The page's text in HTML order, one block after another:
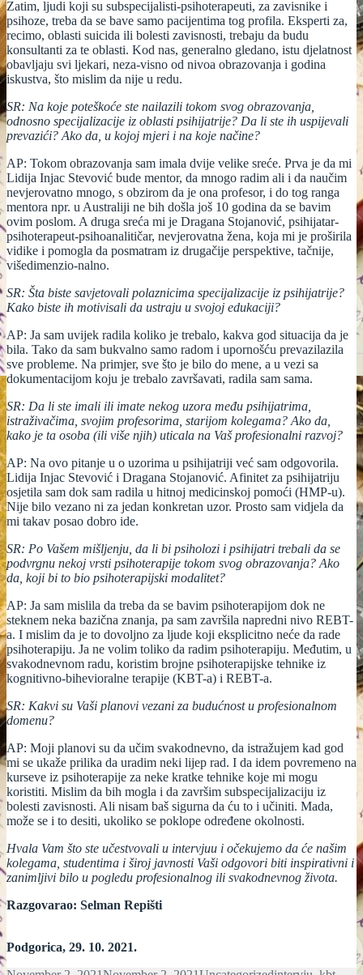
Zatim, ljudi koji su subspecijalisti-psihoterapeuti, za zavisnike i
psihoze, treba da se bave samo pacijentima tog profila. Eksperti za,
recimo, oblasti suicida ili bolesti zavisnosti, trebaju da budu
konsultanti za te oblasti. Kod nas, generalno gledano, istu djelatnost
obavljaju svi ljekari, neza-visno od nivoa obrazovanja i godina
iskustva, što mislim da nije u redu.
SR: Na koje poteškoće ste nailazili tokom svog obrazovanja,
odnosno specijalizacije iz oblasti psihijatrije? Da li ste ih uspijevali
prevazići? Ako da, u kojoj mjeri i na koje načine?
AP: Tokom obrazovanja sam imala dvije velike sreće. Prva je da mi
Lidija Injac Stevović bude mentor, da mnogo radim ali i da naučim
nevjerovatno mnogo, s obzirom da je ona profesor, i do tog ranga
mentora npr. u Australiji ne bih došla još 10 godina da se bavim
ovim poslom. A druga sreća mi je Dragana Stojanović, psihijatar-
psihoterapeut-psihoanalitičar, nevjerovatna žena, koja mi je proširila
vidike i pomogla da posmatram iz drugačije perspektive, tačnije,
višedimenzio-nalno.
SR: Šta biste savjetovali polaznicima specijalizacije iz psihijatrije?
Kako biste ih motivisali da ustraju u svojoj edukaciji?
AP: Ja sam uvijek radila koliko je trebalo, kakva god situacija da je
bila. Tako da sam bukvalno samo radom i upornošću prevazilazila
sve probleme. Na primjer, sve što je bilo do mene, a u vezi sa
dokumentacijom koju je trebalo završavati, radila sam sama.
SR: Da li ste imali ili imate nekog uzora među psihijatrima,
istraživačima, svojim profesorima, starijom kolegama? Ako da,
kako je ta osoba (ili više njih) uticala na Vaš profesionalni razvoj?
AP: Na ovo pitanje u o uzorima u psihijatriji već sam odgovorila.
Lidija Injac Stevović i Dragana Stojanović. Afinitet za psihijatriju
osjetila sam dok sam radila u hitnoj medicinskoj pomoći (HMP-u).
Nije bilo vezano ni za jedan konkretan uzor. Prosto sam vidjela da
mi takav posao dobro ide.
SR: Po Vašem mišljenju, da li bi psiholozi i psihijatri trebali da se
podvrgnu nekoj vrsti psihoterapije tokom svog obrazovanja? Ako
da, koji bi to bio psihoterapijski modalitet?
AP: Ja sam mislila da treba da se bavim psihoterapijom dok ne
steknem neka bazična znanja, pa sam završila napredni nivo REBT-
a. I mislim da je to dovoljno za ljude koji eksplicitno neće da rade
psihoterapiju. Ja ne volim toliko da radim psihoterapiju. Međutim, u
svakodnevnom radu, koristim brojne psihoterapijske tehnike iz
kognitivno-bihevioralne terapije (KBT-a) i REBT-a.
SR: Kakvi su Vaši planovi vezani za budućnost u profesionalnom
domenu?
AP: Moji planovi su da učim svakodnevno, da istražujem kad god
mi se ukaže prilika da uradim neki lijep rad. I da idem povremeno na
kurseve iz psihoterapije za neke kratke tehnike koje mi mogu
koristiti. Mislim da bih mogla i da završim subspecijalizaciju iz
bolesti zavisnosti. Ali nisam baš sigurna da ću to i učiniti. Mada,
može se i to desiti, ukoliko se poklope određene okolnosti.
Hvala Vam što ste učestvovali u intervjuu i očekujemo da će našim
kolegama, studentima i široj javnosti Vaši odgovori biti inspirativni i
zanimljivi bilo u pogledu profesionalnog ili svakodnevnog života.
Razgovarao: Selman Repišti
Podgorica, 29. 10. 2021.